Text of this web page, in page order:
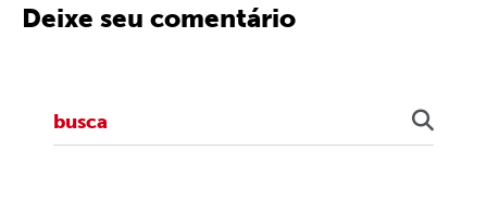
Deixe seu comentário